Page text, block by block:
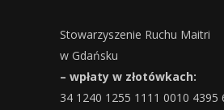
Stowarzyszenie Ruchu Maitri
w Gdańsku
– wpłaty w złotówkach:
34 1240 1255 1111 0010 4395